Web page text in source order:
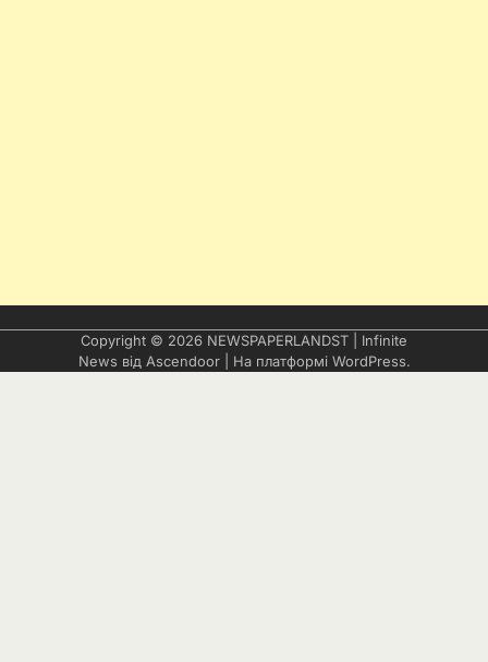
Copyright © 2026 NEWSPAPERLANDST | Infinite
News від Ascendoor| На платформі WordPress.